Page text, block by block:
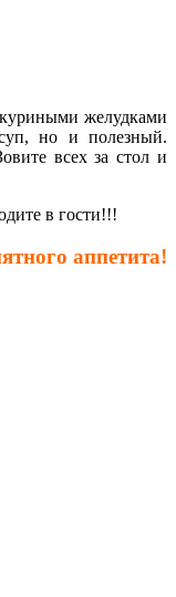
желудками
но и полезный.
всех за стол и
в гости!!!
аппетита!